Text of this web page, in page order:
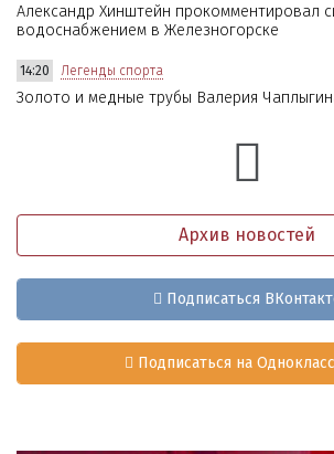
Александр Хинштейн прокомментировал
водоснабжением в Железногорске
14:20 Легенды спорта
Золото и медные трубы Валерия
Архив новостей
Подписаться
Подписаться на